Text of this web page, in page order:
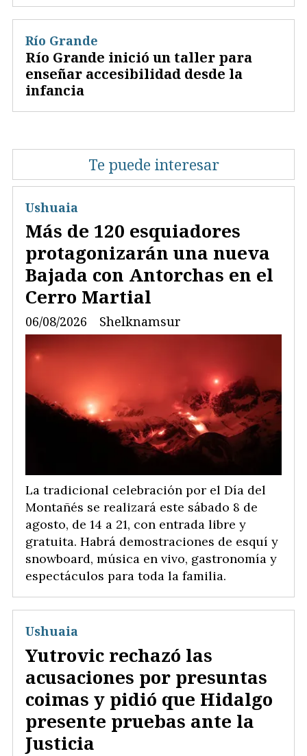
Río Grande inició un taller para
enseñar accesibilidad desde la
infancia
Río Grande
Te puede interesar
Más de 120 esquiadores
protagonizarán una nueva
Bajada con Antorchas en el
Cerro Martial
Shelknamsur
Ushuaia
06/08/2026
La tradicional celebración por el Día del
Montañés se realizará este sábado 8 de
agosto, de 14 a 21, con entrada libre y
gratuita. Habrá demostraciones de esquí y
snowboard, música en vivo, gastronomía y
espectáculos para toda la familia.
Yutrovic rechazó las
acusaciones por presuntas
coimas y pidió que Hidalgo
presente pruebas ante la
Justicia
Ushuaia